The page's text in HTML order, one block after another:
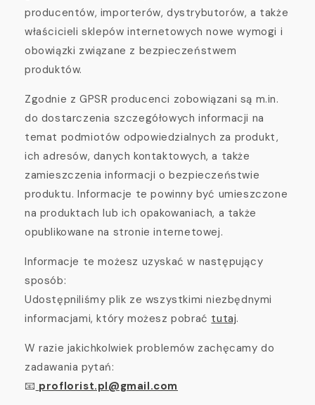
producentów, importerów, dystrybutorów, a także
właścicieli sklepów internetowych nowe wymogi i
obowiązki związane z bezpieczeństwem
produktów.
Zgodnie z GPSR producenci zobowiązani są m.in.
do dostarczenia szczegółowych informacji na
temat podmiotów odpowiedzialnych za produkt,
ich adresów, danych kontaktowych, a także
zamieszczenia informacji o bezpieczeństwie
produktu. Informacje te powinny być umieszczone
na produktach lub ich opakowaniach, a także
opublikowane na stronie internetowej.
Informacje te możesz uzyskać w następujący
sposób:
Udostępniliśmy plik ze wszystkimi niezbędnymi
informacjami, który możesz pobrać tutaj.
W razie jakichkolwiek problemów zachęcamy do
zadawania pytań:
📧 proflorist.pl@gmail.com